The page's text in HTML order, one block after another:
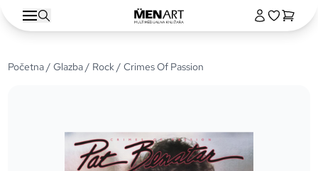
Početna/Glazba/ Rock/ Crimes Of Passion